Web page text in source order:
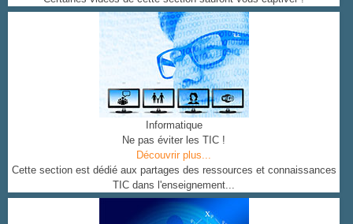
Informatique
Ne pas éviter les TIC !
Découvrir plus...
Cette section est dédié aux partages des ressources et connaissances
TIC dans l'enseignement...